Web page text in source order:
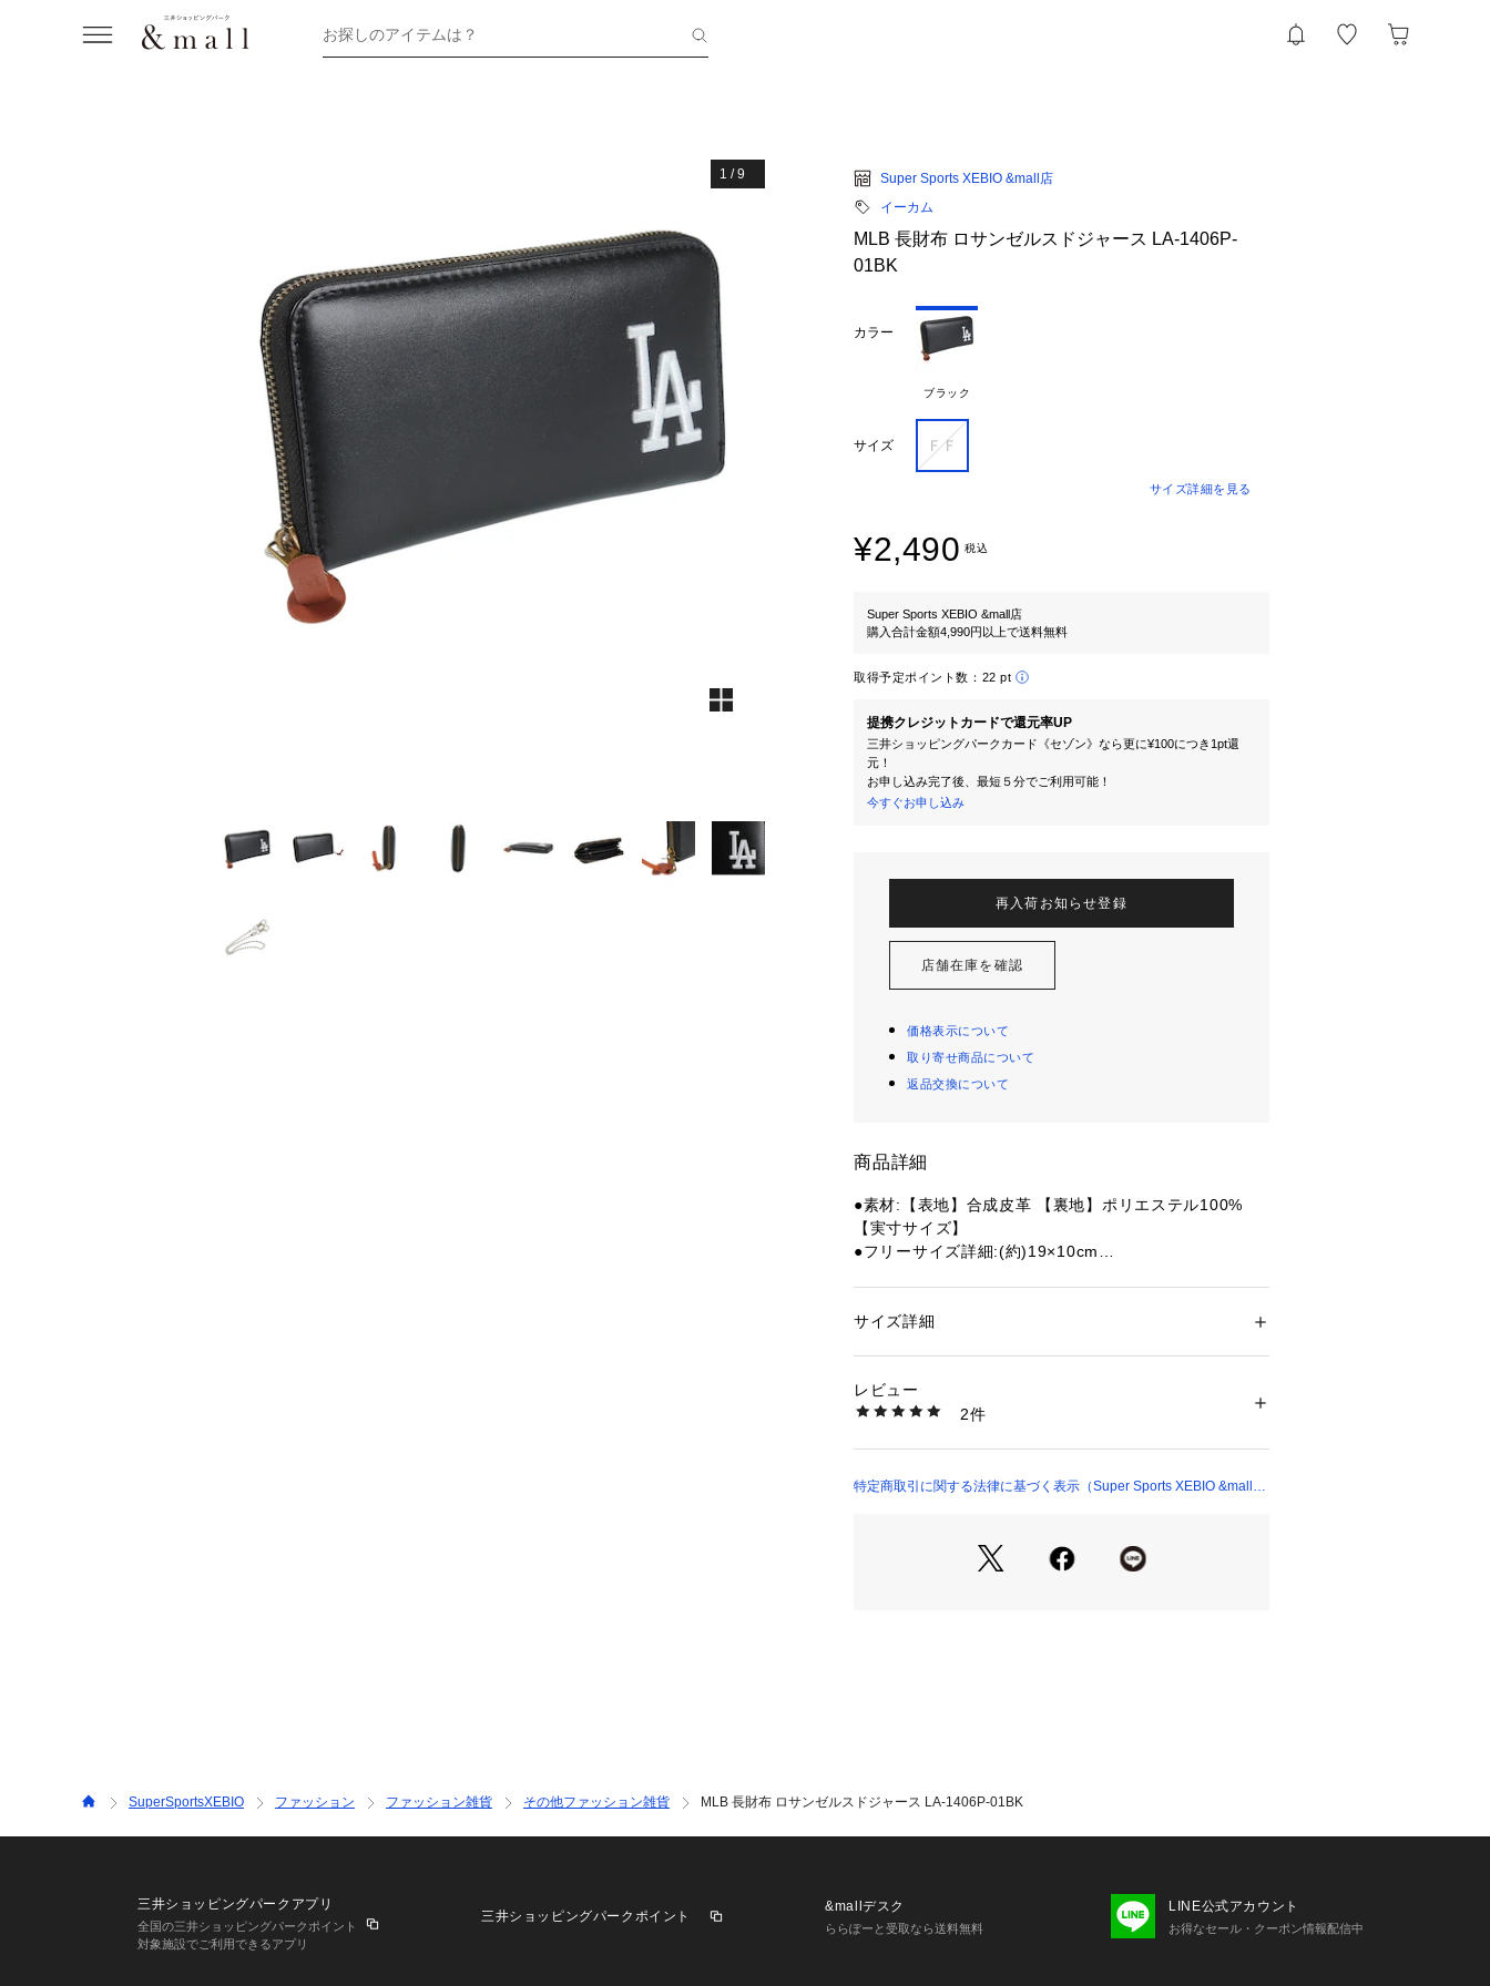
お探しのアイテムは？
1 /9
Super Sports XEBIO &mall店
イーカム
MLB 長財布 ロサンゼルスドジャース LA-1406P-
01BK
カラー
ブラック
サイズ ＦＦ
サイズ詳細を見る
¥2,490 税込
Super Sports XEBIO &mall店
購入合計金額4,990円以上で送料無料
取得予定ポイント数： 22 pt
提携クレジットカードで還元率UP
三井ショッピングパークカード《セゾン》なら更に¥100につき1pt還
元！
お申し込み完了後、最短５分でご利用可能！
今すぐお申し込み
再入荷お知らせ登録
店舗在庫を確認
価格表示について
取り寄せ商品について
返品交換について
商品詳細
●素材:【表地】合成皮革 【裏地】ポリエステル100%
【実寸サイズ】
●フリーサイズ詳細:(約)19×10cm
●ウォレットチェーン付き!
※弊社独自の採寸・計量方法により計測を行っておりま
すため、多少の誤差が生じる場合がございます。
※ブラウザやお使いのモニター環境により、掲載画像と
いて、予告なく変更することがあります。あらかじめご
了承ください。イーカム スーパースポーツゼビオ ゼビ
性別：レディース
商品番号：1540000391800
サイズ詳細
レビュー
2件
特定商取引に関する法律に基づく表示（Super Sports XEBIO &mall
SuperSportsXEBIO ファッション ファッション雑貨 その他ファッション雑貨 MLB 長財布 ロサンゼルスドジャース LA-1406P-01BK
三井ショッピングパークアプリ
全国の三井ショッピングパークポイント
対象施設でご利用できるアプリ
三井ショッピングパークポイント
&mallデスク
ららぽーと受取なら送料無料
LINE公式アカウント
お得なセール・クーポン情報配信中